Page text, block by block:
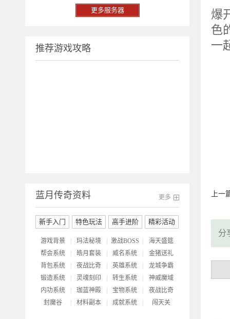
爆
色
一
上一
分
更多服务器
推荐游戏攻略
更多
蓝月传奇资料
新手入门 特色玩法 高手进阶 精彩活动
游戏背景 玛法秘境 激战BOSS
海天盛筵
帮会系统 皓月套装 威名系统
金猪送礼
背包系统 夜战比奇 英雄系统
龙城争霸
锻造系统 灵魂刻印 转生系统
神威魔域
内功系统 珈蓝神殿 宝物系统
夜战比奇
封魔谷 材料副本 成就系统 闯天关